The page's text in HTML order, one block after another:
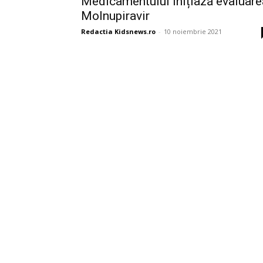
Molnupiravir
Redactia Kidsnews.ro - 10 noiembrie 2021